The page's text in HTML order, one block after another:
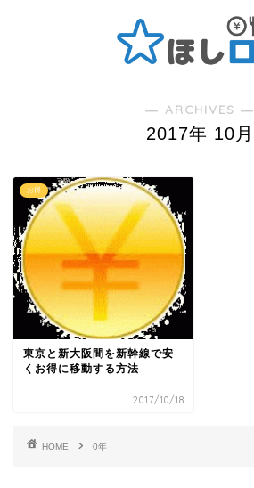
― ARCHIVES ―
2017年 10月
お得
東京と新大阪間を新幹線で安
くお得に移動する方法
2017/10/18
HOME 0年